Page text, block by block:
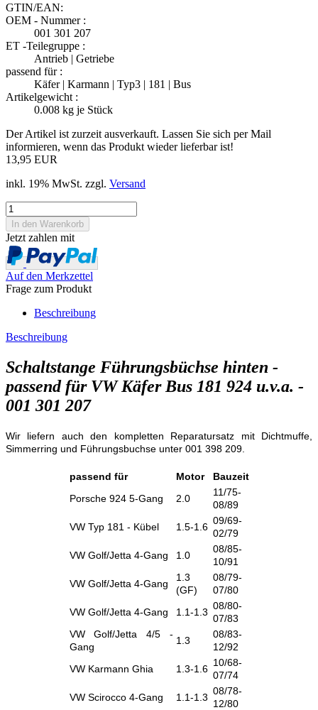
GTIN/EAN:
OEM - Nummer :
001 301 207
ET -Teilegruppe :
Antrieb | Getriebe
passend für :
Käfer | Karmann | Typ3 | 181 | Bus
Artikelgewicht :
0.008 kg je Stück
Der Artikel ist zurzeit ausverkauft. Lassen Sie sich per Mail
informieren, wenn das Produkt wieder lieferbar ist!
13,95 EUR
inkl. 19% MwSt. zzgl. Versand
Jetzt zahlen mit
Auf den Merkzettel
Frage zum Produkt
Beschreibung
Beschreibung
Schaltstange Führungsbüchse hinten -
passend für VW Käfer Bus 181 924 u.v.a. -
001 301 207
Wir liefern auch den kompletten Reparatursatz mit Dichtmuffe,
Simmerring und Führungsbuchse unter 001 398 209.
passend für Motor
Bauzeit
Porsche 924 5-Gang
2.0
11/75-
08/89
VW Typ 181 - Kübel
1.5-1.6
09/69-
02/79
VW Golf/Jetta 4-Gang
1.0
08/85-
10/91
VW Golf/Jetta 4-Gang
1.3
(GF)
08/79-
07/80
VW Golf/Jetta 4-Gang
1.1-1.3
08/80-
07/83
VW Golf/Jetta 4/5 -
Gang
1.3
08/83-
12/92
VW Karmann Ghia
1.3-1.6
10/68-
07/74
VW Scirocco 4-Gang
1.1-1.3
08/78-
12/80